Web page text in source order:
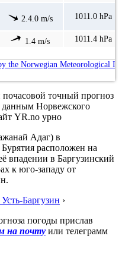
2.4.0 m/s 1011.0 hPa
1.4 m/s 1011.4 hPa
the Norwegian Meteorological
точный прогноз
Норвежского
YR.no урно
Адаг) в
расположен на
впадении в Баргузинский
к юго-западу от
Баргузин ›
погоды прислав
на почту или телеграмм